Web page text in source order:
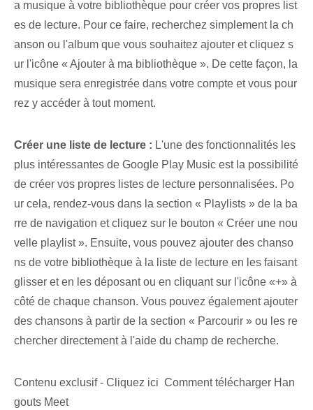
a musique à votre bibliothèque pour créer vos propres list
es de lecture. Pour ce faire, recherchez simplement la ch
anson ou l'album que vous souhaitez ajouter et cliquez s
ur l'icône « Ajouter à ma bibliothèque ». De cette façon, la
musique sera enregistrée dans votre compte et vous pour
rez y accéder à tout moment.
Créer une liste de lecture : L'une des fonctionnalités les
plus intéressantes⁤ de Google⁤ Play Music⁢ est la possibilité
de créer⁢ vos propres listes de lecture personnalisées. Po
ur cela, rendez-vous dans la section « Playlists » de la ba
rre de navigation et cliquez sur le bouton « Créer une nou
velle playlist ». Ensuite, vous pouvez ajouter des chanso
ns de votre bibliothèque à la liste de lecture en les faisant
glisser et en les déposant ou en cliquant sur l'icône «+» à
côté de chaque chanson. Vous pouvez également ajouter
des chansons à partir de la section « Parcourir » ou les re
chercher directement à l'aide du champ de recherche.
Contenu exclusif - Cliquez ici Comment télécharger Han
gouts Meet